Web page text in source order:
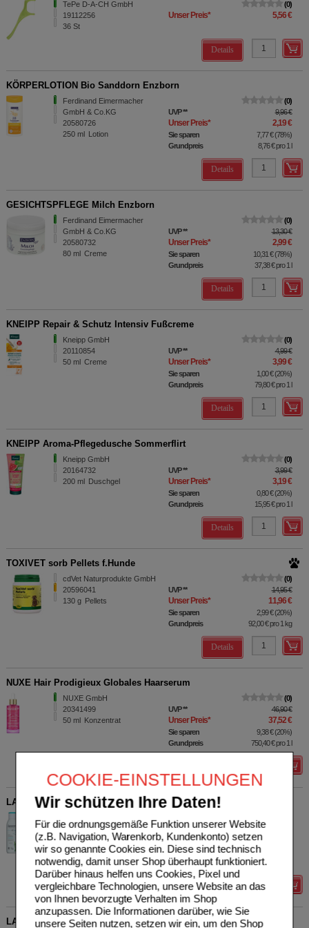
COOKIE-EINSTELLUNGEN
Wir schützen Ihre Daten!
Für die ordnungsgemäße Funktion unserer Website
(z.B. Navigation, Warenkorb, Kundenkonto) setzen
wir so genannte Cookies ein. Diese sind technisch
notwendig, damit unser Shop überhaupt funktioniert.
Darüber hinaus helfen uns Cookies, Pixel und
vergleichbare Technologien, unsere Website an das
von Ihnen bevorzugte Verhalten im Shop
anzupassen. Die Informationen darüber, wie Sie
unsere Seiten nutzen, setzen wir ein, um den Shop
TePe D-A-CH GmbH
19112256
36 St
0
Unser Preis* 5,56 €
Details
KÖRPERLOTION Bio Sanddorn Enzborn
Ferdinand Eimermacher
GmbH & Co.KG
20580726
250 ml Lotion
0
UVP** 9,96 €
Unser Preis* 2,19 €
Sie sparen 7,77 €(78%)
Grundpreis
8,76 €pro 1 l
Details
GESICHTSPFLEGE Milch Enzborn
Ferdinand Eimermacher
GmbH & Co.KG
20580732
80 ml Creme
0
UVP** 13,30 €
Unser Preis* 2,99 €
Sie sparen 10,31 €(78%)
Grundpreis
37,38 €pro 1 l
Details
KNEIPP Repair & Schutz Intensiv Fußcreme
Kneipp GmbH
20110854
50 ml Creme
0
UVP** 4,99 €
Unser Preis* 3,99 €
Sie sparen 1,00 €(20%)
Grundpreis
79,80 €pro 1 l
Details
KNEIPP Aroma-Pflegedusche Sommerflirt
Kneipp GmbH
20164732
200 ml Duschgel
0
UVP** 3,99 €
Unser Preis* 3,19 €
Sie sparen 0,80 €(20%)
Grundpreis
15,95 €pro 1 l
Details
TOXIVET sorb Pellets f.Hunde
cdVet Naturprodukte GmbH
20596041
130 g Pellets
0
UVP** 14,95 €
Unser Preis* 11,96 €
Sie sparen 2,99 €(20%)
Grundpreis
92,00 €pro 1 kg
Details
NUXE Hair Prodigieux Globales Haarserum
NUXE GmbH
20341499
50 ml Konzentrat
0
UVP** 46,90 €
Unser Preis* 37,52 €
Sie sparen 9,38 €(20%)
Grundpreis
750,40 €pro 1 l
LAVERA Cremedusche Basis sensitive
20096479
250ml Duschgel
UVP**
Unser Preis*
Sie sparen 0,88 €
Grundpreis
14,04 €
Details
LAVERA Peeling purify me